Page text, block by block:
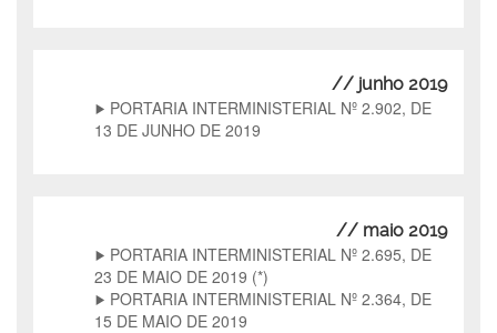
// junho 2019
PORTARIA INTERMINISTERIAL Nº 2.902, DE
13 DE JUNHO DE 2019
// maio 2019
PORTARIA INTERMINISTERIAL Nº 2.695, DE
23 DE MAIO DE 2019 (*)
PORTARIA INTERMINISTERIAL Nº 2.364, DE
15 DE MAIO DE 2019